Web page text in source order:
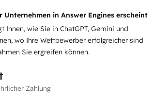
Unternehmen in Answer Engines erscheint
Ihnen, wie Sie in ChatGPT, Gemini und
wo Ihre Wettbewerber erfolgreicher sind
Sie ergreifen können.
Zahlung